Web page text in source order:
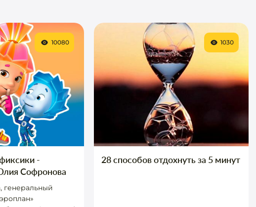
-
Софронова
10080
28 способов отдохнуть за 5 минут
1030